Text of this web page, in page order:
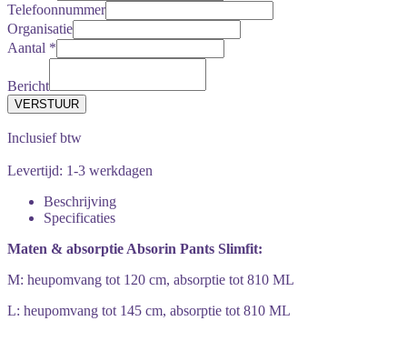
Telefoonnummer
Organisatie
Aantal *
Bericht
Inclusief btw
Levertijd: 1-3 werkdagen
Beschrijving
Specificaties
Maten & absorptie Absorin Pants Slimfit:
M: heupomvang tot 120 cm, absorptie tot 810 ML
L: heupomvang tot 145 cm, absorptie tot 810 ML